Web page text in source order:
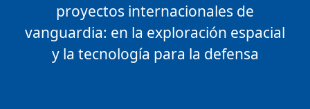
proyectos internacionales de
vanguardia: en la exploración espacial
y la tecnología para la defensa